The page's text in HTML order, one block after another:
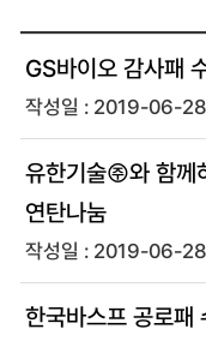
GS바이오 감사패
2019-06-28
유한기술㈜와 함께
연탄나눔
2019-06-28
한국바스프 공로패